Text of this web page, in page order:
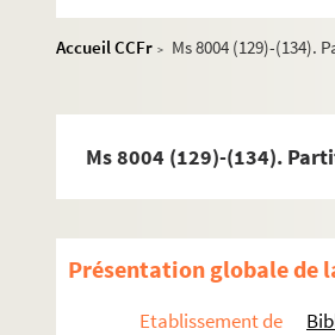
Accueil CCFr >
Ms 8004 (129)-(134).
Ms 8004 (129)-(134).
Présentation globale de
Etablissement de